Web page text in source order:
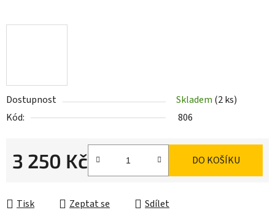
Dostupnost Skladem (2 ks)
Kód:
806
3 250 Kč DO KOŠÍKU
Tisk Zeptat se Sdílet